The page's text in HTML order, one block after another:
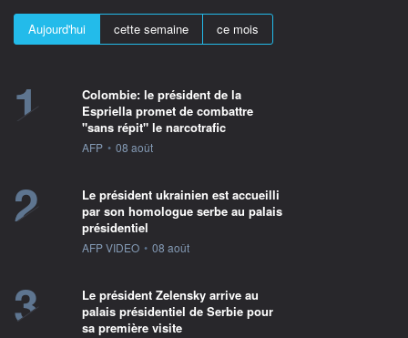
Aujourd'hui cette semaine ce mois
1
Colombie: le président de la
Espriella promet de combattre
"sans répit" le narcotrafic
information fournie par
AFP • 08 août
2
Le président ukrainien est accueilli
par son homologue serbe au palais
présidentiel
information fournie par
AFP VIDEO • 08 août
3
Le président Zelensky arrive au
palais présidentiel de Serbie pour
sa première visite